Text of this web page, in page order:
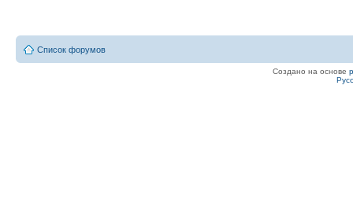
Список форумов
Создано на основе